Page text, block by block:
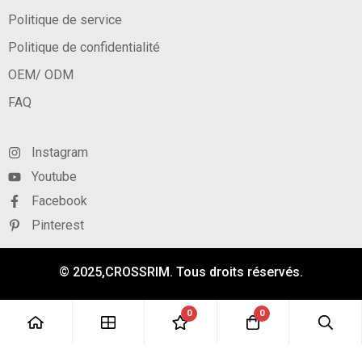
Politique de service
Politique de confidentialité
OEM/ ODM
FAQ
Instagram
Youtube
Facebook
Pinterest
© 2025,CROSSRIM. Tous droits réservés.
0 0